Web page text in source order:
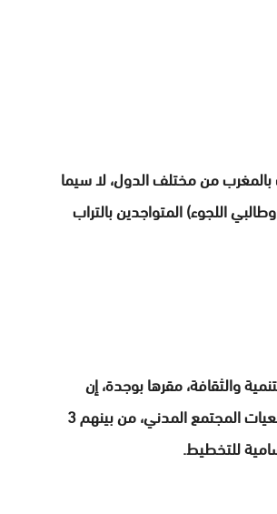
من مختلف الدول، لا سيما
اللجوء) المتواجدين بالتراب
والثقافة، مقرها بوجدة، إن
المهاجرين المشاركين في عملية الإحصاء الوطني الذين ينتمي أغلبهم إلى جمعيات المجتمع المدني، من بينهم 3
للتخطيط.